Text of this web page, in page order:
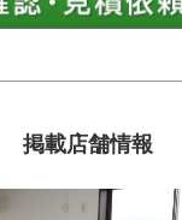
掲載店舗情報